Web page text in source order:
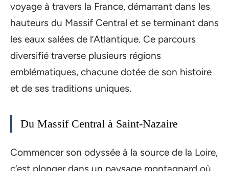
voyage à travers la France, démarrant dans les
hauteurs du Massif Central et se terminant dans
les eaux salées de l’Atlantique. Ce parcours
diversifié traverse plusieurs régions
emblématiques, chacune dotée de son histoire
et de ses traditions uniques.
Du Massif Central à Saint-Nazaire
Commencer son odyssée à la source de la Loire,
c’est plonger dans un paysage montagnard où